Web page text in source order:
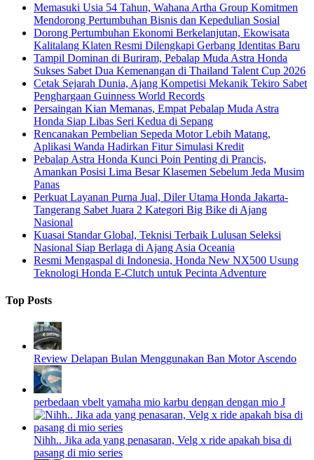
Memasuki Usia 54 Tahun, Wahana Artha Group Komitmen
Mendorong Pertumbuhan Bisnis dan Kepedulian Sosial
Dorong Pertumbuhan Ekonomi Berkelanjutan, Ekowisata
Kalitalang Klaten Resmi Dilengkapi Gerbang Identitas Baru
Tampil Dominan di Buriram, Pebalap Muda Astra Honda
Sukses Sabet Dua Kemenangan di Thailand Talent Cup 2026
Cetak Sejarah Dunia, Ajang Kompetisi Mekanik Tekiro Sabet
Penghargaan Guinness World Records
Persaingan Kian Memanas, Empat Pebalap Muda Astra
Honda Siap Libas Seri Kedua di Sepang
Rencanakan Pembelian Sepeda Motor Lebih Matang,
Aplikasi Wanda Hadirkan Fitur Simulasi Kredit
Pebalap Astra Honda Kunci Poin Penting di Prancis,
Amankan Posisi Lima Besar Klasemen Sebelum Jeda Musim
Panas
Perkuat Layanan Purna Jual, Diler Utama Honda Jakarta-
Tangerang Sabet Juara 2 Kategori Big Bike di Ajang
Nasional
Kuasai Standar Global, Teknisi Terbaik Lulusan Seleksi
Nasional Siap Berlaga di Ajang Asia Oceania
Resmi Mengaspal di Indonesia, Honda New NX500 Usung
Teknologi Honda E-Clutch untuk Pecinta Adventure
Top Posts
Review Delapan Bulan Menggunakan Ban Motor Ascendo
perbedaan vbelt yamaha mio karbu dengan dengan mio J
Nihh.. Jika ada yang penasaran, Velg x ride apakah bisa di
pasang di mio series